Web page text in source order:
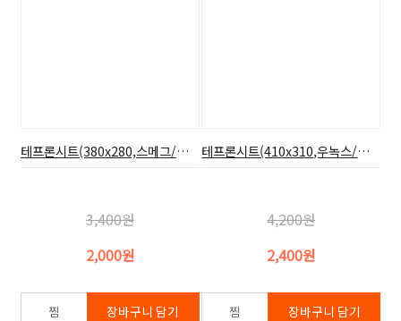
테프론시트(380x280,스메그/지에라/에카 호환)
3,400원
2,000원
테프론시트(410x310,우녹스/베닉스/루미 호환)
4,200원
2,400원